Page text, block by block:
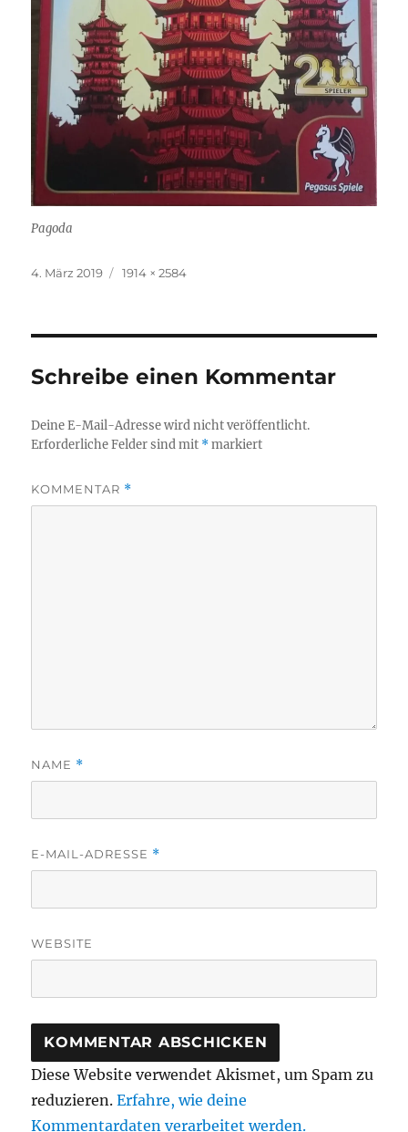
Pagoda
Veröffentlicht
4. März 2019 Originalgröße
1914 × 2584
Schreibe einen Kommentar
Deine E-Mail-Adresse wird nicht veröffentlicht.
Erforderliche Felder sind mit *markiert
KOMMENTAR *
NAME *
E-MAIL-ADRESSE *
WEBSITE
Diese Website verwendet Akismet, um Spam zu
reduzieren.Erfahre, wie deine
Kommentardaten verarbeitet werden.